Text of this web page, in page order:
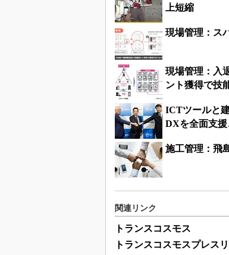
上短縮
現場管理：ス
現場管理：入
ント獲得で技
ICTツールと
DXを全面支援
施工管理：飛
関連リンク
トランスコスモス
トランスコスモスプレス